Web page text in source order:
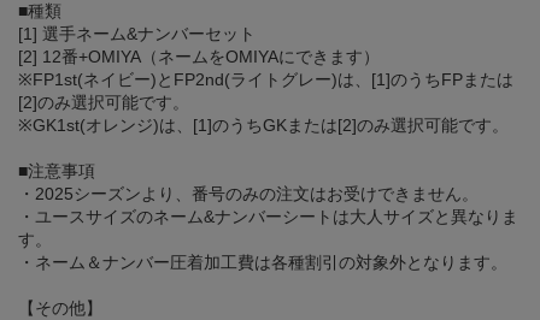
■種類
[1] 選手ネーム&ナンバーセット
[2] 12番+OMIYA（ネームをOMIYAにできます）
※FP1st(ネイビー)とFP2nd(ライトグレー)は、[1]のうちFPまたは
[2]のみ選択可能です。
※GK1st(オレンジ)は、[1]のうちGKまたは[2]のみ選択可能です。
■注意事項
・2025シーズンより、番号のみの注文はお受けできません。
・ユースサイズのネーム&ナンバーシートは大人サイズと異なりま
す。
・ネーム＆ナンバー圧着加工費は各種割引の対象外となります。
【その他】